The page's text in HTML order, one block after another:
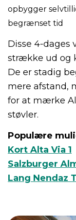
opbygger
begrænset tid
Disse 4-dages
strække ud og
De er stadig
mere afstand,
for at mærke
støvler.
Populære
Kort Alta Via 1
Salzburger
Lang Nendaz